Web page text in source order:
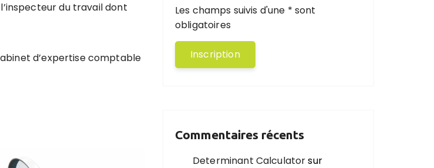
du travail dont
d’expertise comptable
Les champs suivis d'une * sont
obligatoires
Commentaires récents
Determinant Calculatorsur